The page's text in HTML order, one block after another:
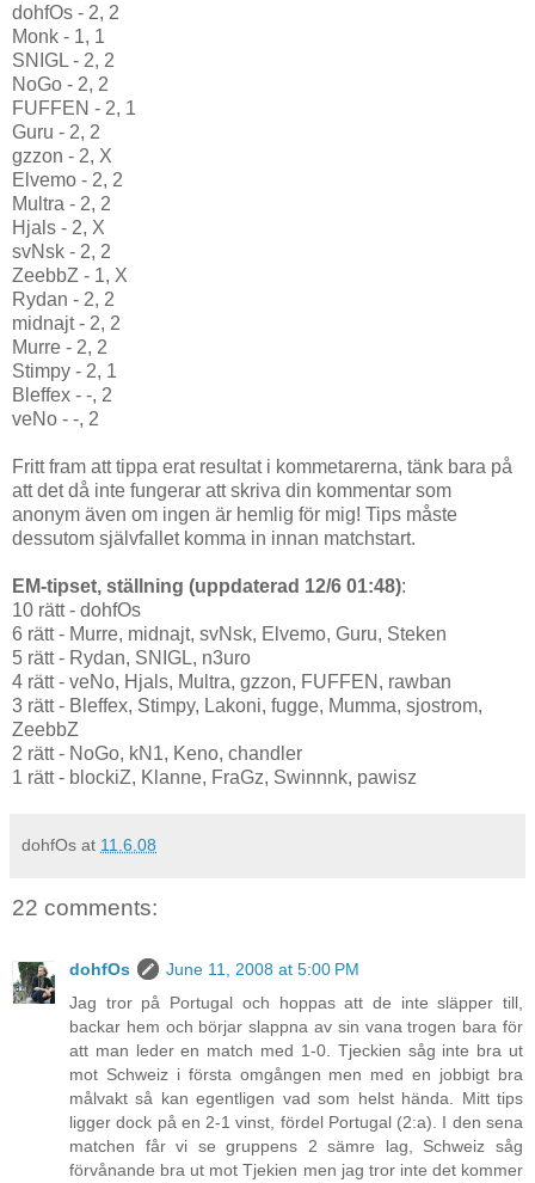
dohfOs - 2, 2
Monk - 1, 1
SNIGL - 2, 2
NoGo - 2, 2
FUFFEN - 2, 1
Guru - 2, 2
gzzon - 2, X
Elvemo - 2, 2
Multra - 2, 2
Hjals - 2, X
svNsk - 2, 2
ZeebbZ - 1, X
Rydan - 2, 2
midnajt - 2, 2
Murre - 2, 2
Stimpy - 2, 1
Bleffex - -, 2
veNo - -, 2
Fritt fram att tippa erat resultat i kommetarerna, tänk bara på
att det då inte fungerar att skriva din kommentar som
anonym även om ingen är hemlig för mig! Tips måste
dessutom självfallet komma in innan matchstart.
EM-tipset, ställning (uppdaterad 12/6 01:48):
10 rätt - dohfOs
6 rätt - Murre, midnajt, svNsk, Elvemo, Guru, Steken
5 rätt - Rydan, SNIGL, n3uro
4 rätt - veNo, Hjals, Multra, gzzon, FUFFEN, rawban
3 rätt - Bleffex, Stimpy, Lakoni, fugge, Mumma, sjostrom,
ZeebbZ
2 rätt - NoGo, kN1, Keno, chandler
1 rätt - blockiZ, Klanne, FraGz, Swinnnk, pawisz
dohfOs at 11.6.08
22 comments:
dohfOs
June 11, 2008 at 5:00 PM
Jag tror på Portugal och hoppas att de inte släpper till,
backar hem och börjar slappna av sin vana trogen bara för
att man leder en match med 1-0. Tjeckien såg inte bra ut
mot Schweiz i första omgången men med en jobbigt bra
målvakt så kan egentligen vad som helst hända. Mitt tips
ligger dock på en 2-1 vinst, fördel Portugal (2:a). I den sena
matchen får vi se gruppens 2 sämre lag, Schweiz såg
förvånande bra ut mot Tjekien men jag tror inte det kommer